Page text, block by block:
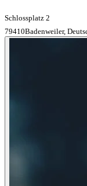
Schlossplatz 2
79410Badenweiler,